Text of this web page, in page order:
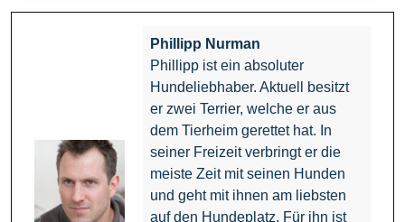
Phillipp Nurman
Phillipp ist ein absoluter
Hundeliebhaber. Aktuell besitzt
er zwei Terrier, welche er aus
dem Tierheim gerettet hat. In
seiner Freizeit verbringt er die
meiste Zeit mit seinen Hunden
und geht mit ihnen am liebsten
auf den Hundeplatz. Für ihn ist